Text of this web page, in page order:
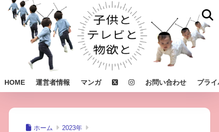
HOME 運営者情報 マンガ お問い合わせ プラ
ホーム 2023年